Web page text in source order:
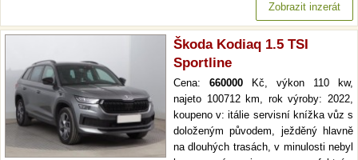
Zobrazit inzerát
Škoda Kodiaq 1.5 TSI
Sportline
Cena: 660000 Kč, výkon 110 kw,
najeto 100712 km, rok výroby: 2022,
koupeno v: itálie servisní knížka vůz s
doloženým původem, ježděný hlavně
na dlouhých trasách, v minulosti nebyl